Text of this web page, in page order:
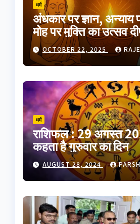
धर्म
अंधकार पर ज्ञान,
मोह पर मुक्ति का उत्सव
भारतीय परंपरा का यह
आत्मप्रकाश का प्रतीक है
OCTOBER 22, 2025
धर्म
राशिफल : 29 अगस्त
कहता है गुरुवार का दिन
AUGUST 28, 2024